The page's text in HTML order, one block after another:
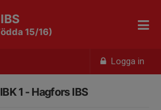
Logga in
15/16)
1 - Hagfors IBS